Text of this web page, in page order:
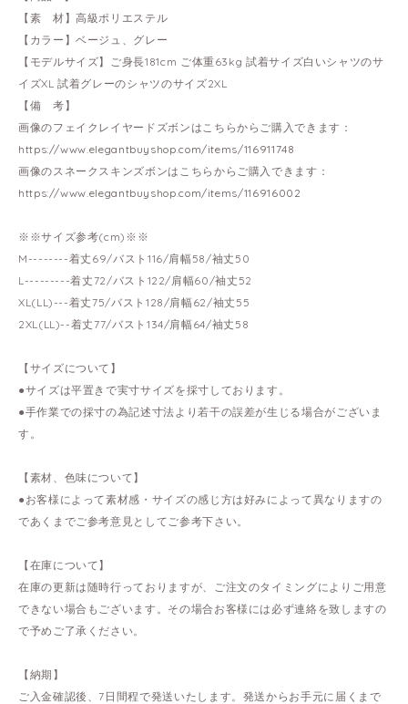
【素 材】高級ポリエステル
【カラー】ベージュ、グレー
【モデルサイズ】ご身長181cm ご体重63kg 試着サイズ白いシャツのサ
イズXL 試着グレーのシャツのサイズ2XL
【備 考】
画像のフェイクレイヤードズボンはこちらからご購入できます：
https://www.elegantbuyshop.com/items/116911748
画像のスネークスキンズボンはこちらからご購入できます：
https://www.elegantbuyshop.com/items/116916002
※※サイズ参考(cm)※※
M--------着丈69/バスト116/肩幅58/袖丈50
L---------着丈72/バスト122/肩幅60/袖丈52
XL(LL)---着丈75/バスト128/肩幅62/袖丈55
2XL(LL)--着丈77/バスト134/肩幅64/袖丈58
【サイズについて】
●サイズは平置きで実寸サイズを採寸しております。
●手作業での採寸の為記述寸法より若干の誤差が生じる場合がございま
す。
【素材、色味について】
●お客様によって素材感・サイズの感じ方は好みによって異なりますの
であくまでご参考意見としてご参考下さい。
【在庫について】
在庫の更新は随時行っておりますが、ご注文のタイミングによりご用意
できない場合もございます。その場合お客様には必ず連絡を致しますの
で予めご了承ください。
【納期】
ご入金確認後、7日間程で発送いたします。発送からお手元に届くまで